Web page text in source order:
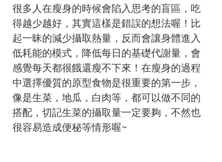
很多人在瘦身的時候會陷入思考的盲區，吃
得越少越好，其實這樣是錯誤的想法喔！比
起一昧的減少攝取熱量，反而會讓身體進入
低耗能的模式，降低每日的基礎代謝量，會
感覺每天都很餓還瘦不下來！在瘦身的過程
中選擇優質的原型食物是很重要的第一步，
像是生菜，地瓜，白肉等，都可以做不同的
搭配，切記生菜的攝取量一定要夠，不然也
很容易造成便秘等情形喔~